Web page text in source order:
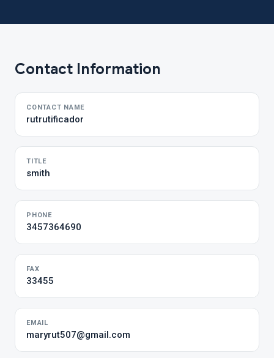
Contact Information
CONTACT NAME
rutrutificador
TITLE
smith
PHONE
3457364690
FAX
33455
EMAIL
maryrut507@gmail.com